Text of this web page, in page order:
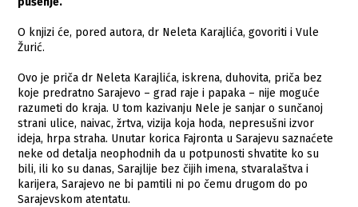
O knjizi će, pored autora, dr Neleta Karajlića, govoriti i Vule
Žurić.
Ovo je priča dr Neleta Karajlića, iskrena, duhovita, priča bez
koje predratno Sarajevo – grad raje i papaka – nije moguće
razumeti do kraja. U tom kazivanju Nele je sanjar o sunčanoj
strani ulice, naivac, žrtva, vizija koja hoda, nepresušni izvor
ideja, hrpa straha. Unutar korica Fajronta u Sarajevu saznaćete
neke od detalja neophodnih da u potpunosti shvatite ko su
bili, ili ko su danas, Sarajlije bez čijih imena, stvaralaštva i
karijera, Sarajevo ne bi pamtili ni po čemu drugom do po
Sarajevskom atentatu.